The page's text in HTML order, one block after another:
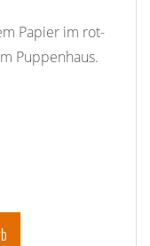
Papier im rot-
Puppenhaus.